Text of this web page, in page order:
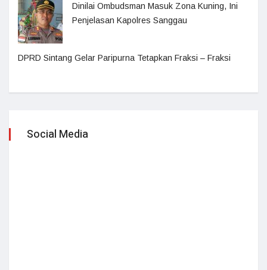
Dinilai Ombudsman Masuk Zona Kuning, Ini
Penjelasan Kapolres Sanggau
DPRD Sintang Gelar Paripurna Tetapkan Fraksi – Fraksi
Social Media